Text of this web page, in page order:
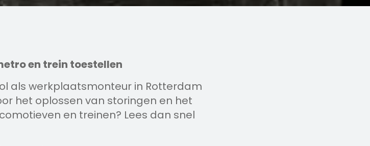
en trein toestellen
als werkplaatsmonteur in Rotterdam
het oplossen van storingen en het
en treinen? Lees dan snel